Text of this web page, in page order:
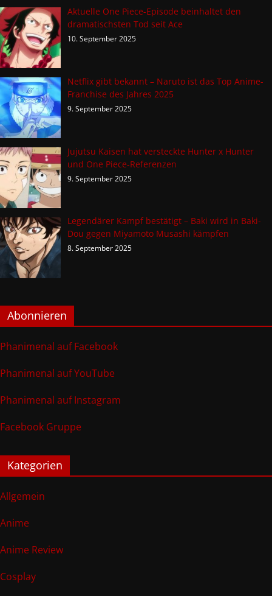
Aktuelle One Piece-Episode beinhaltet den
dramatischsten Tod seit Ace
10. September 2025
Netflix gibt bekannt – Naruto ist das Top Anime-
Franchise des Jahres 2025
9. September 2025
Jujutsu Kaisen hat versteckte Hunter x Hunter
und One Piece-Referenzen
9. September 2025
Legendärer Kampf bestätigt – Baki wird in Baki-
Dou gegen Miyamoto Musashi kämpfen
8. September 2025
Abonnieren
Phanimenal auf Facebook
Phanimenal auf YouTube
Phanimenal auf Instagram
Facebook Gruppe
Kategorien
Allgemein
Anime
Anime Review
Cosplay